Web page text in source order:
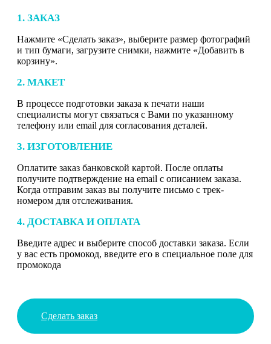
1. ЗАКАЗ
Нажмите «Сделать заказ», выберите размер фотографий
и тип бумаги, загрузите снимки, нажмите «Добавить в
корзину».
2. МАКЕТ
В процессе подготовки заказа к печати наши
специалисты могут связаться с Вами по указанному
телефону или email для согласования деталей.
3. ИЗГОТОВЛЕНИЕ
Оплатите заказ банковской картой. После оплаты
получите подтверждение на email с описанием заказа.
Когда отправим заказ вы получите письмо с трек-
номером для отслеживания.
4. ДОСТАВКА И ОПЛАТА
Введите адрес и выберите способ доставки заказа. Если
у вас есть промокод, введите его в специальное поле для
промокода
Сделать заказ